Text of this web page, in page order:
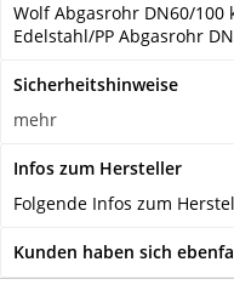
Wolf Abgasrohr DN60/100
Edelstahl/PP Abgasrohr
Sicherheitshinweise
mehr
Infos zum Hersteller
Folgende Infos zum
Kunden haben sich